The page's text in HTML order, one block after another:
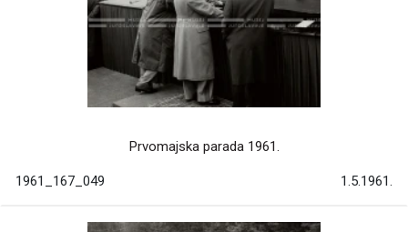
Prvomajska parada 1961.
1961_167_049 1.5.1961.